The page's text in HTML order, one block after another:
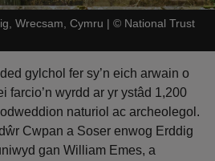
Wrecsam, Cymru | © National Trust
gylchol fer sy’n eich arwain o
farcio’n wyrdd ar yr ystâd 1,200
naturiol ac archeolegol.
Cwpan a Soser enwog Erddig
gan William Emes, a